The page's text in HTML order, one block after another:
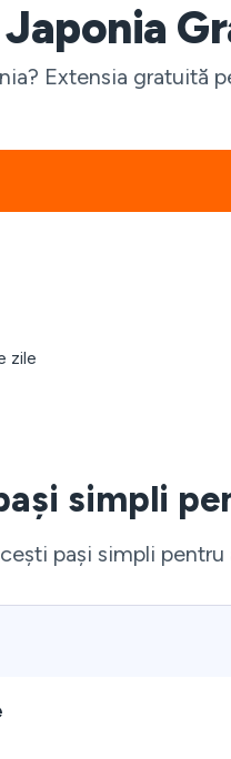
Japonia
Extensia
zile
simpli
pași simpli